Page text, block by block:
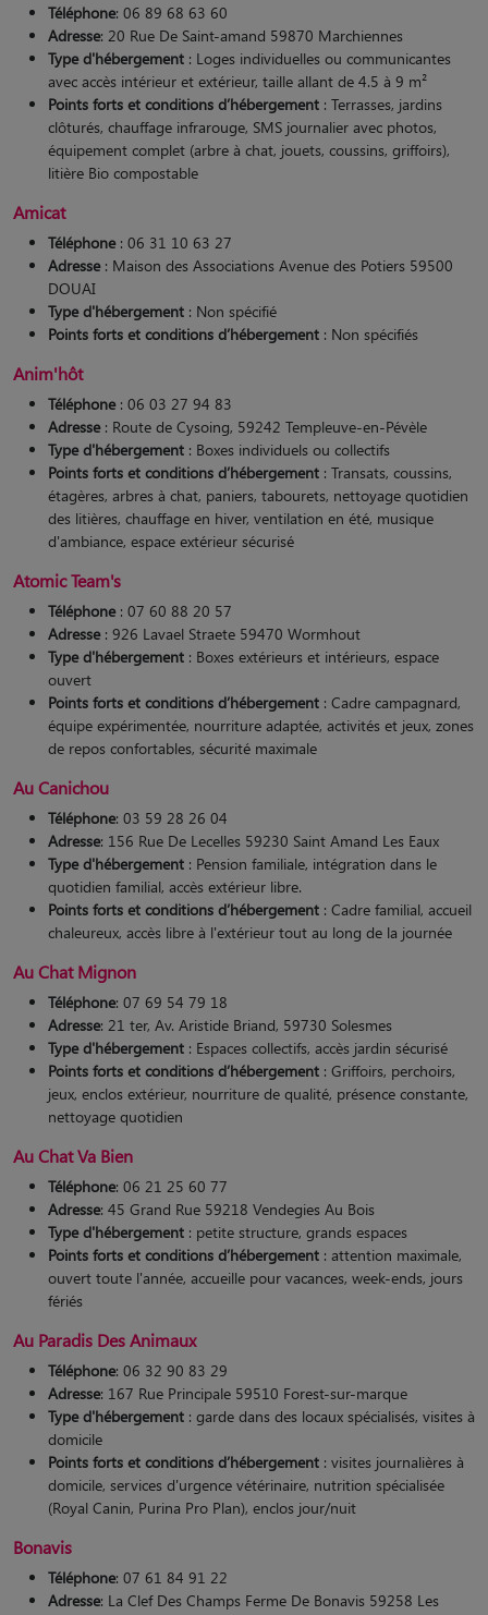
Téléphone: 06 89 68 63 60
Adresse: 20 Rue De Saint-amand 59870 Marchiennes
Type d'hébergement : Loges individuelles ou communicantes
avec accès intérieur et extérieur, taille allant de 4.5 à 9 m²
Points forts et conditions d’hébergement : Terrasses, jardins
clôturés, chauffage infrarouge, SMS journalier avec photos,
équipement complet (arbre à chat, jouets, coussins, griffoirs),
litière Bio compostable​
Amicat
Téléphone: 06 31 10 63 27
Adresse: Maison des Associations Avenue des Potiers 59500
DOUAI
Type d'hébergement : Non spécifié
Points forts et conditions d’hébergement : Non spécifiés
Anim'hôt
Téléphone: 06 03 27 94 83
Adresse: Route de Cysoing, 59242 Templeuve-en-Pévèle
Type d'hébergement : Boxes individuels ou collectifs
Points forts et conditions d’hébergement : Transats, coussins,
étagères, arbres à chat, paniers, tabourets, nettoyage quotidien
des litières, chauffage en hiver, ventilation en été, musique
d'ambiance, espace extérieur sécurisé​
Atomic Team's
Téléphone: 07 60 88 20 57
Adresse: 926 Lavael Straete 59470 Wormhout
Type d'hébergement : Boxes extérieurs et intérieurs, espace
ouvert
Points forts et conditions d’hébergement : Cadre campagnard,
équipe expérimentée, nourriture adaptée, activités et jeux, zones
de repos confortables, sécurité maximale​
Au Canichou
Téléphone: 03 59 28 26 04
Adresse: 156 Rue De Lecelles 59230 Saint Amand Les Eaux
Type d'hébergement : Pension familiale, intégration dans le
quotidien familial, accès extérieur libre.
Points forts et conditions d’hébergement : Cadre familial, accueil
chaleureux, accès libre à l'extérieur tout au long de la journée​
Au Chat Mignon
Téléphone: 07 69 54 79 18
Adresse: 21 ter, Av. Aristide Briand, 59730 Solesmes
Type d'hébergement : Espaces collectifs, accès jardin sécurisé
Points forts et conditions d’hébergement : Griffoirs, perchoirs,
jeux, enclos extérieur, nourriture de qualité, présence constante,
nettoyage quotidien
Au Chat Va Bien
Téléphone: 06 21 25 60 77
Adresse: 45 Grand Rue 59218 Vendegies Au Bois
Type d'hébergement : petite structure, grands espaces
Points forts et conditions d’hébergement : attention maximale,
ouvert toute l'année, accueille pour vacances, week-ends, jours
fériés​
Au Paradis Des Animaux
Téléphone: 06 32 90 83 29
Adresse: 167 Rue Principale 59510 Forest-sur-marque
Type d'hébergement : garde dans des locaux spécialisés, visites à
domicile
Points forts et conditions d’hébergement : visites journalières à
domicile, services d'urgence vétérinaire, nutrition spécialisée
(Royal Canin, Purina Pro Plan), enclos jour/nuit
Bonavis
Téléphone: 07 61 84 91 22
Adresse: La Clef Des Champs Ferme De Bonavis 59258 Les